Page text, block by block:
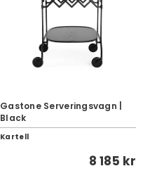
Gastone Serveringsvagn |
Black
Kartell
8 185 kr